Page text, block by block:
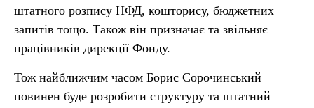
штатного розпису НФД, кошторису, бюджетних
запитів тощо. Також він призначає та звільняє
працівників дирекції Фонду.
Тож найближчим часом Борис Сорочинський
повинен буде розробити структуру та штатний